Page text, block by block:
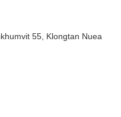
55, Klongtan Nuea